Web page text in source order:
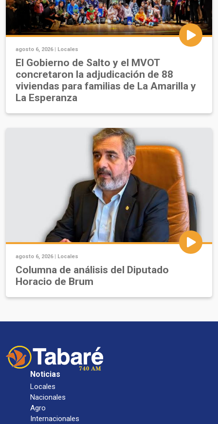
agosto 6, 2026 | Locales
El Gobierno de Salto y el MVOT
concretaron la adjudicación de 88
viviendas para familias de La Amarilla y
La Esperanza
agosto 6, 2026 | Locales
Columna de análisis del Diputado
Horacio de Brum
Noticias
Locales
Nacionales
Agro
Internacionales